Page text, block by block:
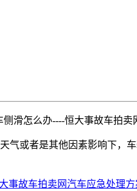
侧滑怎么办----恒大事故车拍卖
气或者是其他因素影响下，